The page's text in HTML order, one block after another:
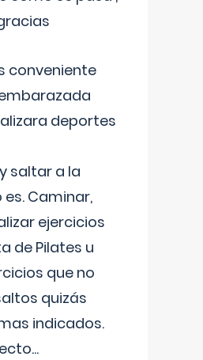
conveniente
deportes
saltar a la
Caminar,
ejercicios
de Pilates u
que no
quizás
indicados.
...